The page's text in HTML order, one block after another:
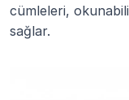
cümleleri,
sağlar.